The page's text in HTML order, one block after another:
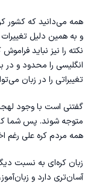
همه می‌دانید که کشور
و به همین دلیل
نکته را نیز نباید
انگلیسی را محدود و در
تغیبراتی را در زبان
گفتنی است با وجود
متوجه شوند. پس شما
همه مردم کره علی رغم
زبان کره‌ای به نسبت
آسان‌تری دارد و